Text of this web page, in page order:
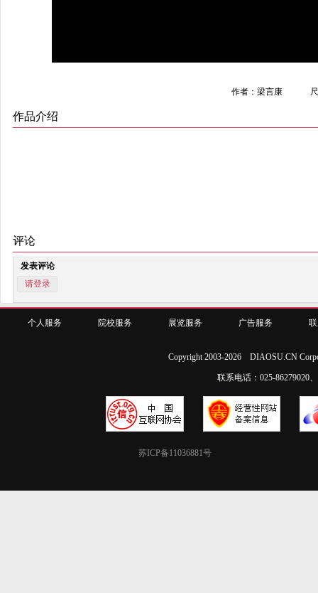
作者：梁言康
作品介绍
评论
发表评论
请登录
个人服务 院校服务 展览服务 广告服务
Copyright 2003-2026 DIAOSU.CN
联系电话：025-86279020
苏ICP备11036881号